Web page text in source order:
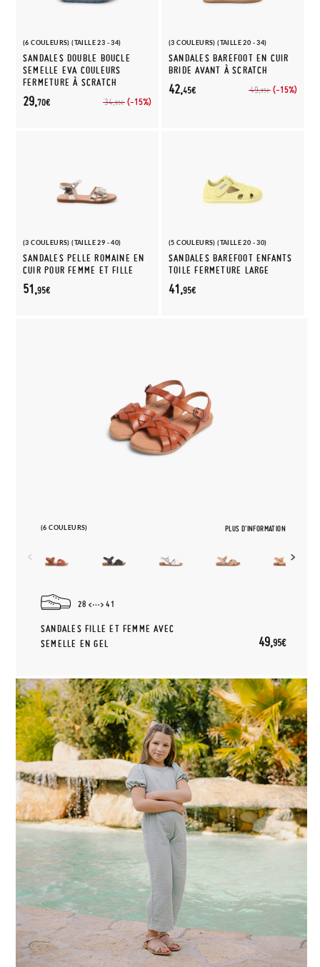
(6 COULEURS) (TAILLE 23 - 34)
SANDALES DOUBLE BOUCLE
SEMELLE EVA COULEURS
FERMETURE À SCRATCH
34,95€ (-15%)
29,70€
(3 COULEURS) (TAILLE 20 - 34)
SANDALES BAREFOOT EN CUIR
BRIDE AVANT À SCRATCH
49,95€ (-15%)
42,45€
(3 COULEURS) (TAILLE 29 - 40)
SANDALES PELLE ROMAINE EN
CUIR POUR FEMME ET FILLE
51,95€
(5 COULEURS) (TAILLE 20 - 30)
SANDALES BAREFOOT ENFANTS
TOILE FERMETURE LARGE
41,95€
(6 COULEURS) PLUS D'INFORMATION
28 41
SANDALES FILLE ET FEMME AVEC
SEMELLE EN GEL
49,95€